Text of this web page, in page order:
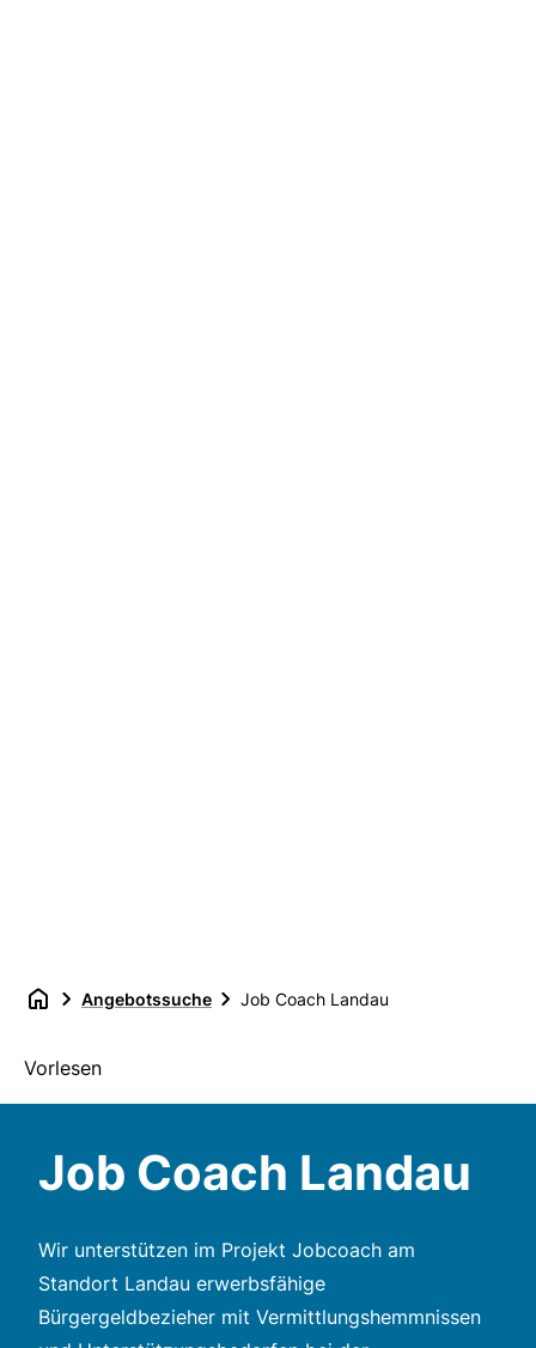
Angebotssuche Job Coach Landau
Vorlesen
Job Coach Landau
Wir unterstützen im Projekt Jobcoach am
Standort Landau erwerbsfähige
Bürgergeldbezieher mit Vermittlungshemmnissen